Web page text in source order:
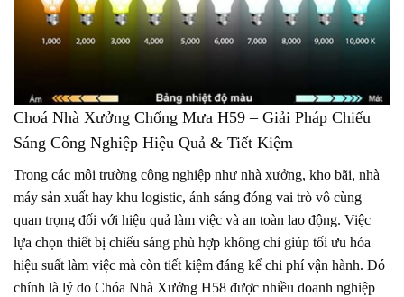
Choá Nhà Xưởng Chống Mưa H59 – Giải Pháp Chiếu
Sáng Công Nghiệp Hiệu Quả & Tiết Kiệm
Trong các môi trường công nghiệp như nhà xưởng, kho bãi, nhà
máy sản xuất hay khu logistic, ánh sáng đóng vai trò vô cùng
quan trọng đối với hiệu quả làm việc và an toàn lao động. Việc
lựa chọn thiết bị chiếu sáng phù hợp không chỉ giúp tối ưu hóa
hiệu suất làm việc mà còn tiết kiệm đáng kể chi phí vận hành. Đó
chính là lý do Chóa Nhà Xưởng H58 được nhiều doanh nghiệp